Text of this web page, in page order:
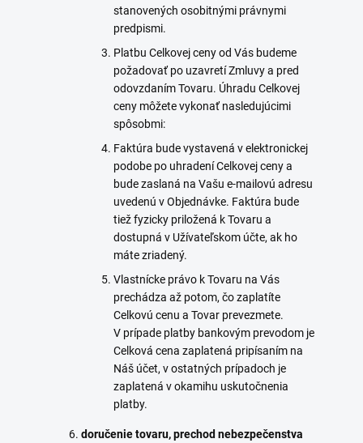
stanovených osobitnými právnymi
predpismi.
Platbu Celkovej ceny od Vás budeme
požadovať po uzavretí Zmluvy a pred
odovzdaním Tovaru. Úhradu Celkovej
ceny môžete vykonať nasledujúcimi
spôsobmi:
Faktúra bude vystavená v elektronickej
podobe po uhradení Celkovej ceny a
bude zaslaná na Vašu e-mailovú adresu
uvedenú v Objednávke. Faktúra bude
tiež fyzicky priložená k Tovaru a
dostupná v Užívateľskom účte, ak ho
máte zriadený.
Vlastnícke právo k Tovaru na Vás
prechádza až potom, čo zaplatíte
Celkovú cenu a Tovar prevezmete.
V prípade platby bankovým prevodom je
Celková cena zaplatená pripísaním na
Náš účet, v ostatných prípadoch je
zaplatená v okamihu uskutočnenia
platby.
doručenie tovaru, prechod nebezpečenstva